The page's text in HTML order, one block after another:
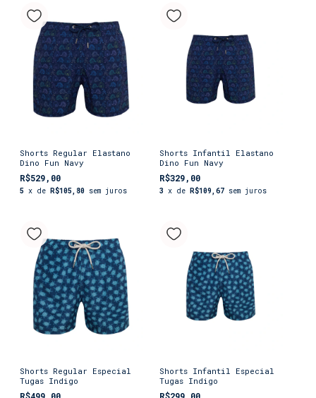
Shorts Regular Elastano
Dino Fun Navy
R$529,00
5 x de R$105,80 sem juros
Shorts Infantil Elastano
Dino Fun Navy
R$329,00
3 x de R$109,67 sem juros
Shorts Regular Especial
Tugas Indigo
R$499,00
Shorts Infantil Especial
Tugas Indigo
R$299,00